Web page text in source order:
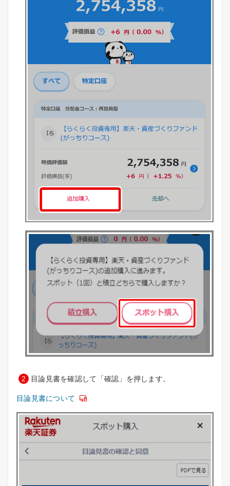
2 目論見書を確認して「確認」を押します。
目論見書について